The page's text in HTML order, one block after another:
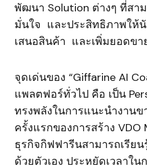
พัฒนา Solution ต่างๆ ที่สา
มั่นใจ และประสิทธิภาพให้นั
เสนอสินค้า และเพิ่มยอดข
จุดเด่นของ “Giffarine AI
แพลตฟอร์ทั่วไป คือ เป็น
ทรงพลังในการแนะนำงาน
ครั้งแรกของการสร้าง
ธุรกิจกิฟฟารีนสามารถเรีย
ด้วยตัวเอง ประหยัดเวลาใน